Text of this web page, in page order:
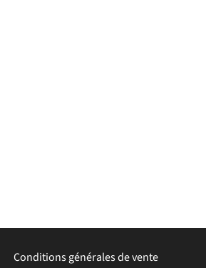
Conditions générales de vente